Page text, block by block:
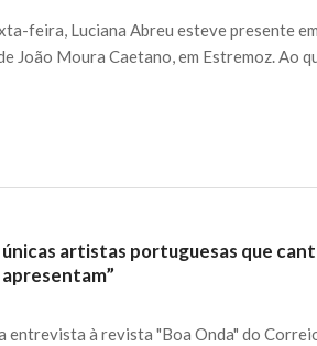
feira, Luciana Abreu esteve presente em
João Moura Caetano, em Estremoz. Ao
únicas artistas portuguesas que
entrevista à revista "Boa Onda" do